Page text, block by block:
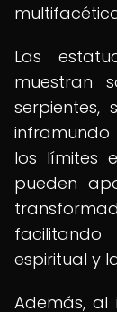
Las
muestran
serpientes,
los límites
pueden
espiritual y
Además,